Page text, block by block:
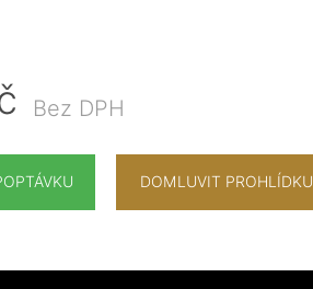
Bez DPH
DOMLUVIT PROHLÍDKU